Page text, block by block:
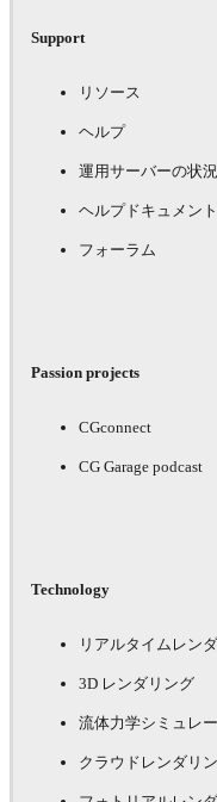
Support
リソース
ヘルプ
運用サーバーの状況
ヘルプドキュメント
フォーラム
Passion projects
CGconnect
CG Garage podcast
Technology
リアルタイムレン
3D レンダリング
流体力学シミュレ
クラウドレンダリ